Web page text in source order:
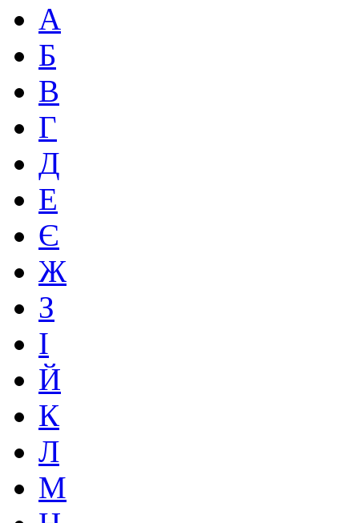
А
Б
В
Г
Д
Е
Є
Ж
З
І
Й
К
Л
М